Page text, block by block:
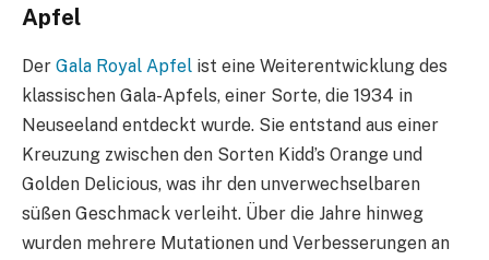
Apfel
Der Gala Royal Apfel ist eine Weiterentwicklung des
klassischen Gala-Apfels, einer Sorte, die 1934 in
Neuseeland entdeckt wurde. Sie entstand aus einer
Kreuzung zwischen den Sorten Kidd’s Orange und
Golden Delicious, was ihr den unverwechselbaren
süßen Geschmack verleiht. Über die Jahre hinweg
wurden mehrere Mutationen und Verbesserungen an